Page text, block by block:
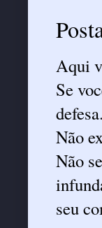
Aqui
Se
defesa.
Não
Não
seu